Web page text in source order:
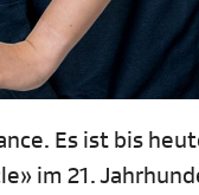
Es ist bis
im 21.